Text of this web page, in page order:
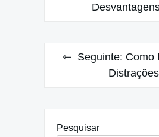
Seguinte: Como
Distrações
Pesquisar